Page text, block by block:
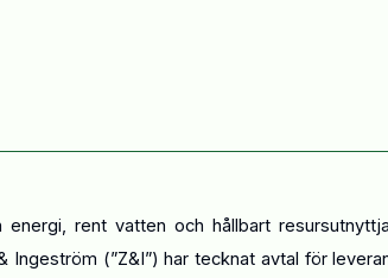
rent vatten och hållbart
(”Z&I”) har tecknat avtal för